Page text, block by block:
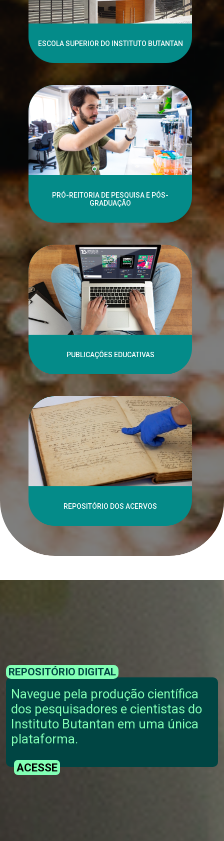
ESCOLA SUPERIOR DO INSTITUTO BUTANTAN
PRÓ-REITORIA DE PESQUISA E PÓS-
GRADUAÇÃO
PUBLICAÇÕES EDUCATIVAS
REPOSITÓRIO DOS ACERVOS
REPOSITÓRIO DIGITAL
Navegue pela produção científica
dos pesquisadores e cientistas do
Instituto Butantan em uma única
plataforma.
ACESSE